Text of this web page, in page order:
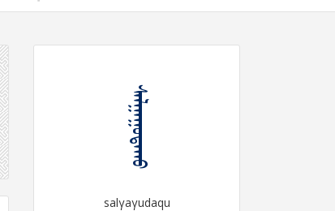
ᠰᠠᠯᠭᠠᠭᠤᠳᠠᠬᠤ
salγaγudaqu